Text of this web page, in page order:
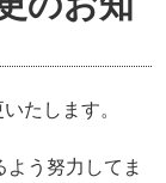
たします。
う努力してま